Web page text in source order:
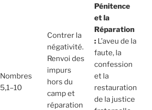
Nombres
5,1–10
Contrer la
négativité.
Renvoi des
impurs
hors du
camp et
réparation
Pénitence
et la
Réparation
:L’aveu de la
faute, la
confession
et la
restauration
de la justice